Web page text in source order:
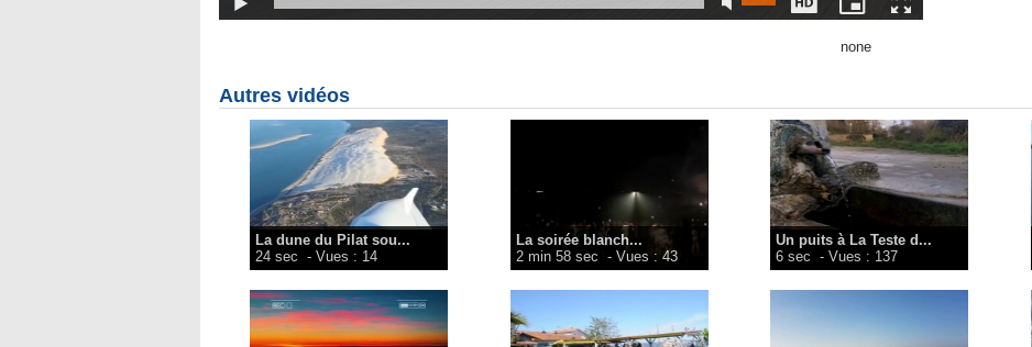
none
Autres vidéos
La dune du Pilat sou...
24 sec - Vues : 14
La soirée blanch...
2 min 58 sec - Vues : 43
Un puits à La Teste d...
6 sec - Vues : 137